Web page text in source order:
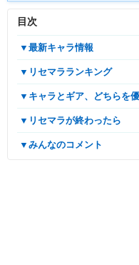
目次
▼最新キャラ情報
▼リセマラランキング
▼キャラとギア、どちらを
▼リセマラが終わったら
▼みんなのコメント